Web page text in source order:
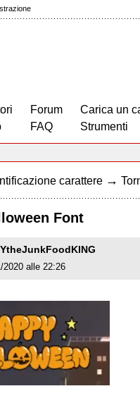
Forum
FAQ
Carica un
Strumenti
carattere →
Font
2020 alle 22:26